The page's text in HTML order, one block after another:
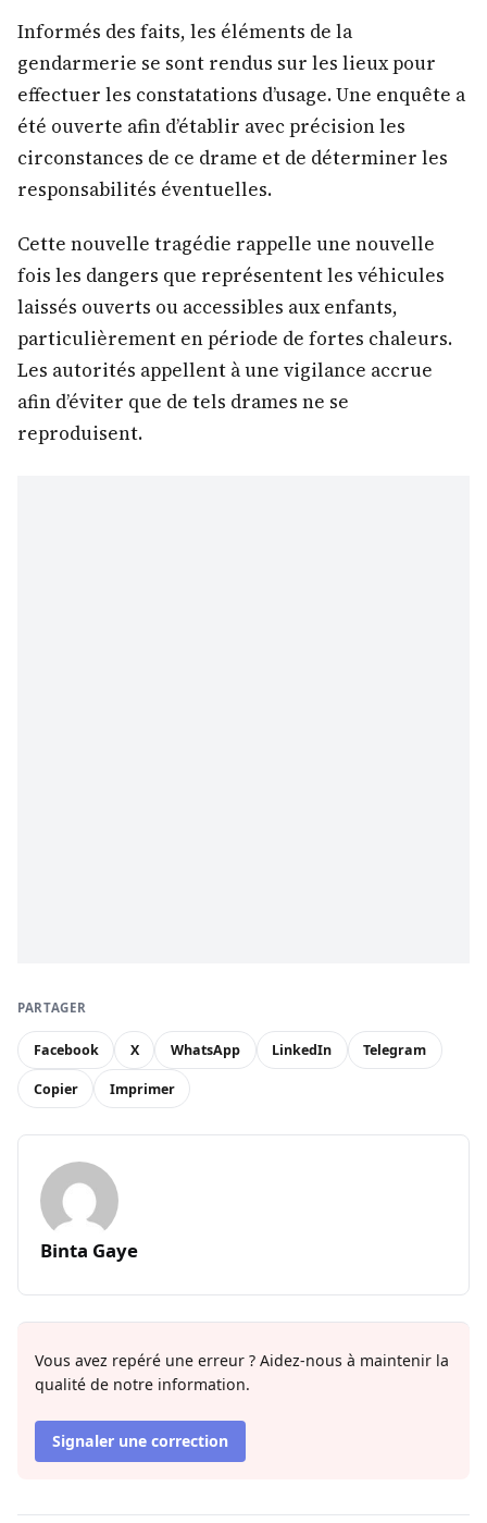
Informés des faits, les éléments de la
gendarmerie se sont rendus sur les lieux pour
effectuer les constatations d’usage. Une enquête a
été ouverte afin d’établir avec précision les
circonstances de ce drame et de déterminer les
responsabilités éventuelles.
Cette nouvelle tragédie rappelle une nouvelle
fois les dangers que représentent les véhicules
laissés ouverts ou accessibles aux enfants,
particulièrement en période de fortes chaleurs.
Les autorités appellent à une vigilance accrue
afin d’éviter que de tels drames ne se
reproduisent.
PARTAGER
Facebook X WhatsApp LinkedIn Telegram
Copier Imprimer
Binta Gaye
Vous avez repéré une erreur ? Aidez-nous à maintenir la
qualité de notre information.
Signaler une correction